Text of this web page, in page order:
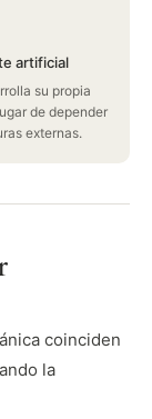
artificial
su propia
de depender
externas.
coinciden
la